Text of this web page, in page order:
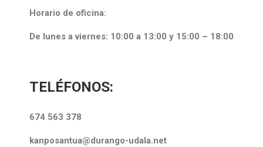
Horario de oficina:
De lunes a viernes: 10:00 a 13:00 y 15:00 – 18:00
TELÉFONOS:
674 563 378
kanposantua@durango-udala.net